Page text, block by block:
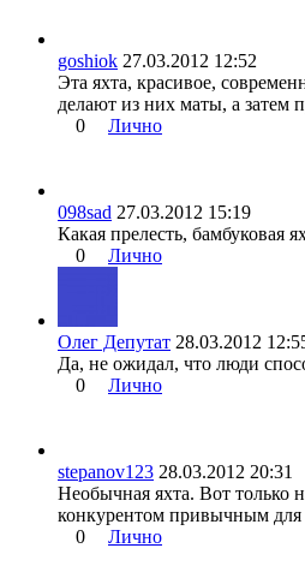
goshiok 27.03.2012 12:52
Эта яхта, красивое,
делают из них маты, а затем
0
Лично
098sad 27.03.2012 15:19
Какая прелесть, бамбуковая
0
Лично
Олег Депутат 28.03.2012
Да, не ожидал, что люди
0
Лично
stepanov123 28.03.2012 20:31
Необычная яхта. Вот только
конкурентом привычным для
0
Лично